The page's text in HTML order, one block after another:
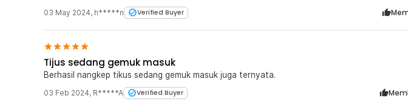
03 May 2024, h*****n Verified Buyer
Tijus sedang gemuk masuk
Berhasil nangkep tikus sedang gemuk masuk juga ternyata.
03 Feb 2024, R*****A Verified Buyer